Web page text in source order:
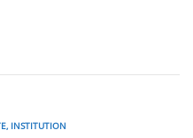
INSTITUTION